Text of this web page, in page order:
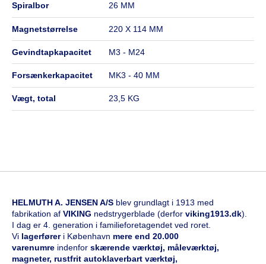
spiralbor 26 MM
magnetstørrelse 220 X 114 MM
gevindtapkapacitet M3 - M24
forsænkerkapacitet MK3 - 40 MM
vægt, total 23,5 KG
HELMUTH A. JENSEN A/S blev grundlagt i 1913 med
fabrikation af VIKING nedstrygerblade (derfor viking1913.dk).
I dag er 4. generation i familieforetagendet ved roret.
Vi lagerfører i København mere end 20.000
varenumre indenfor skærende værktøj, måleværktøj,
magneter, rustfrit autoklaverbart værktøj,